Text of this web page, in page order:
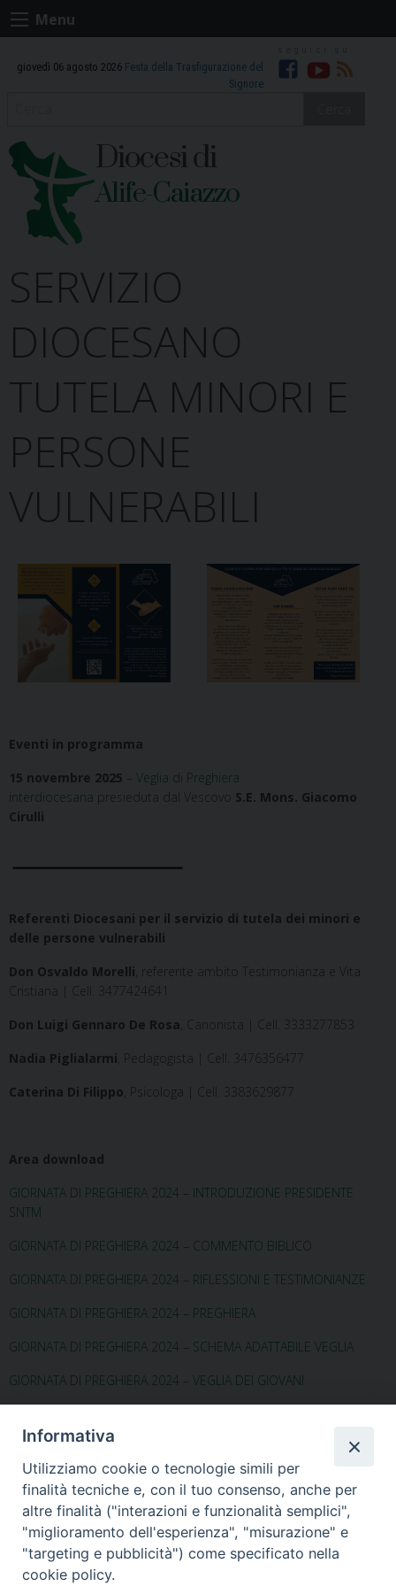
Skip
to
Menu
giovedì 06 agosto 2026 Festa della Trasfigurazione del
Signore
Facebook
Youtube
RSS
Diocesi di
Alife-Caiazzo
SERVIZIO
DIOCESANO
TUTELA MINORI E
PERSONE
VULNERABILI
Eventi in programma
15 novembre 2025
Veglia di Preghiera
interdiocesana presieduta dal Vescovo S.E. Mons. Giacomo
Cirulli
Referenti Diocesani per il servizio di tutela dei minori e
delle persone vulnerabili
Don Osvaldo Morelli , referente ambito Testimonianza e Vita
Cristiana | Cell. 3477424641
Don Luigi Gennaro De Rosa , Canonista | Cell. 3333277853
Nadia Piglialarmi , Pedagogista | Cell. 3476356477
Caterina Di Filippo , Psicologa | Cell. 3383629877
Area download
GIORNATA DI PREGHIERA 2024 – INTRODUZIONE PRESIDENTE
SNTM
GIORNATA DI PREGHIERA 2024 – COMMENTO BIBLICO
GIORNATA DI PREGHIERA 2024 – RIFLESSIONI E TESTIMONIANZE
GIORNATA DI PREGHIERA 2024 – PREGHIERA
GIORNATA DI PREGHIERA 2024 – SCHEMA ADATTABILE VEGLIA
GIORNATA DI PREGHIERA 2024 – VEGLIA DEI GIOVANI
GIORNATA DI PREGHIERA 2024 – MANIFESTO
Per ulteriori
informazioni:https://tutelaminori.chiesacattolica.it/ritessere-
fiducia-iv-giornata-nazionale-di-preghiera-per-le-vi
Informativa
Utilizziamo cookie o tecnologie simili per
finalità tecniche e, con il tuo consenso, anche per
altre finalità ("interazioni e funzionalità semplici",
"miglioramento dell'esperienza", "misurazione" e
"targeting e pubblicità") come specificato nella
cookie policy.